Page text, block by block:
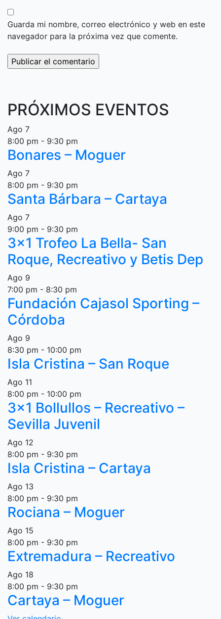
Guarda mi nombre, correo electrónico y web en este
navegador para la próxima vez que comente.
PRÓXIMOS EVENTOS
Ago 7
8:00 pm - 9:30 pm
Bonares – Moguer
Ago 7
8:00 pm - 9:30 pm
Santa Bárbara – Cartaya
Ago 7
9:00 pm - 9:30 pm
3×1 Trofeo La Bella- San
Roque, Recreativo y Betis Dep
Ago 9
7:00 pm - 8:30 pm
Fundación Cajasol Sporting –
Córdoba
Ago 9
8:30 pm - 10:00 pm
Isla Cristina – San Roque
Ago 11
8:00 pm - 10:00 pm
3×1 Bollullos – Recreativo –
Sevilla Juvenil
Ago 12
8:00 pm - 9:30 pm
Isla Cristina – Cartaya
Ago 13
8:00 pm - 9:30 pm
Rociana – Moguer
Ago 15
8:00 pm - 9:30 pm
Extremadura – Recreativo
Ago 18
8:00 pm - 9:30 pm
Cartaya – Moguer